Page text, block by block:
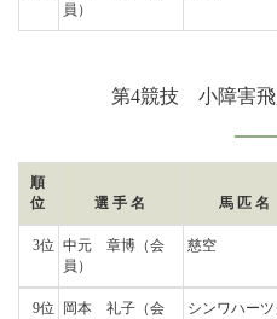
員）
第4競技 小障害飛
順
位
選手名 馬匹名
3位 中元 章博 （会
員）
慈空
9位 岡本 礼子 （会
シンワハーツ